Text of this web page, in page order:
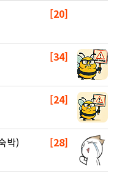
[20]
[34]
[24]
[28]
박)